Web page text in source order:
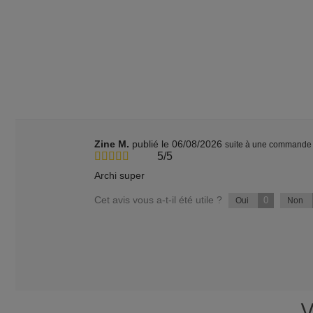
Zine M. publié le 06/08/2026 suite à une
5/5
Archi super
Cet avis vous a-t-il été utile ? Oui 0 Non